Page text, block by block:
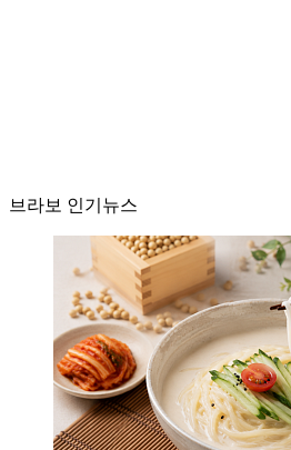
브라보 인기뉴스